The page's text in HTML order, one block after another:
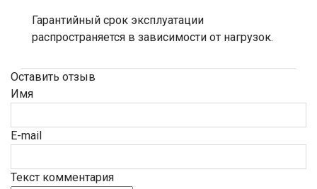
Гарантийный срок эксплуатации
распространяется в зависимости от нагрузок.
Оставить отзыв
Имя
E-mail
Текст комментария